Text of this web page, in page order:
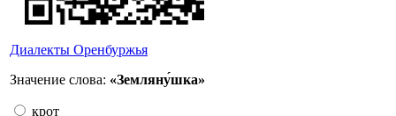
Диалекты Оренбуржья
Значение слова: «Земляну́шка»
крот